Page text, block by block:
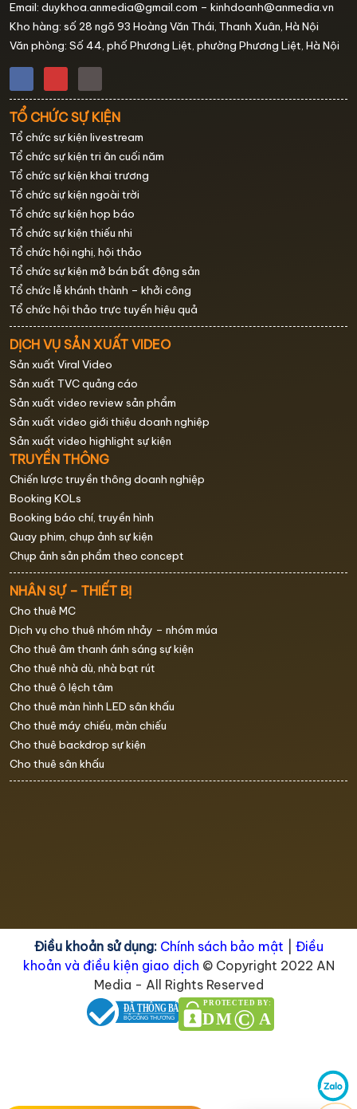
Email: duykhoa.anmedia@gmail.com – kinhdoanh@anmedia.vn
Kho hàng: số 28 ngõ 93 Hoàng Văn Thái, Thanh Xuân, Hà Nội
Văn phòng: Số 44, phố Phương Liệt, phường Phương Liệt, Hà Nội
TỔ CHỨC SỰ KIỆN
Tổ chức sự kiện livestream
Tổ chức sự kiện tri ân cuối năm
Tổ chức sự kiện khai trương
Tổ chức sự kiện ngoài trời
Tổ chức sự kiện họp báo
Tổ chức sự kiện thiếu nhi
Tổ chức hội nghị, hội thảo
Tổ chức sự kiện mở bán bất động sản
Tổ chức lễ khánh thành – khởi công
Tổ chức hội thảo trực tuyến hiệu quả
DỊCH VỤ SẢN XUẤT VIDEO
Sản xuất Viral Video
Sản xuất TVC quảng cáo
Sản xuất video review sản phẩm
Sản xuất video giới thiệu doanh nghiệp
Sản xuất video highlight sự kiện
TRUYỀN THÔNG
Chiến lược truyền thông doanh nghiệp
Booking KOLs
Booking báo chí, truyền hình
Quay phim, chụp ảnh sự kiện
Chụp ảnh sản phẩm theo concept
NHÂN SỰ – THIẾT BỊ
Cho thuê MC
Dịch vụ cho thuê nhóm nhảy – nhóm múa
Cho thuê âm thanh ánh sáng sự kiện
Cho thuê nhà dù, nhà bạt rút
Cho thuê ô lệch tâm
Cho thuê màn hình LED sân khấu
Cho thuê máy chiếu, màn chiếu
Cho thuê backdrop sự kiện
Cho thuê sân khấu
Điều khoản sử dụng: Chính sách bảo mật
Điều
khoản và điều kiện giao dịch © Copyright 2022 AN
Media - All Rights Reserved
ĐÃ THÔNG BÁO
BỘ CÔNG THƯƠNG
PROTECTED BY:
DM© A